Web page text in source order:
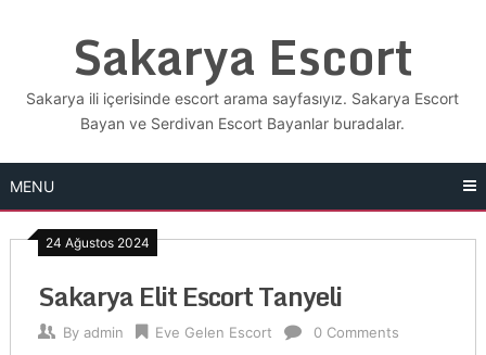
Sakarya Escort
Sakarya ili içerisinde escort arama sayfasıyız. Sakarya Escort
Bayan ve Serdivan Escort Bayanlar buradalar.
MENU
24 Ağustos 2024
Sakarya Elit Escort Tanyeli
By admin Eve Gelen Escort 0 Comments